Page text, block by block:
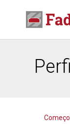
Começo